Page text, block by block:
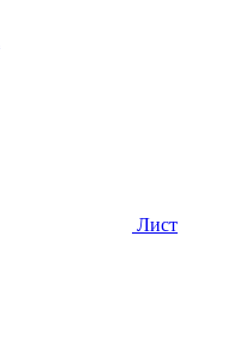
Лист